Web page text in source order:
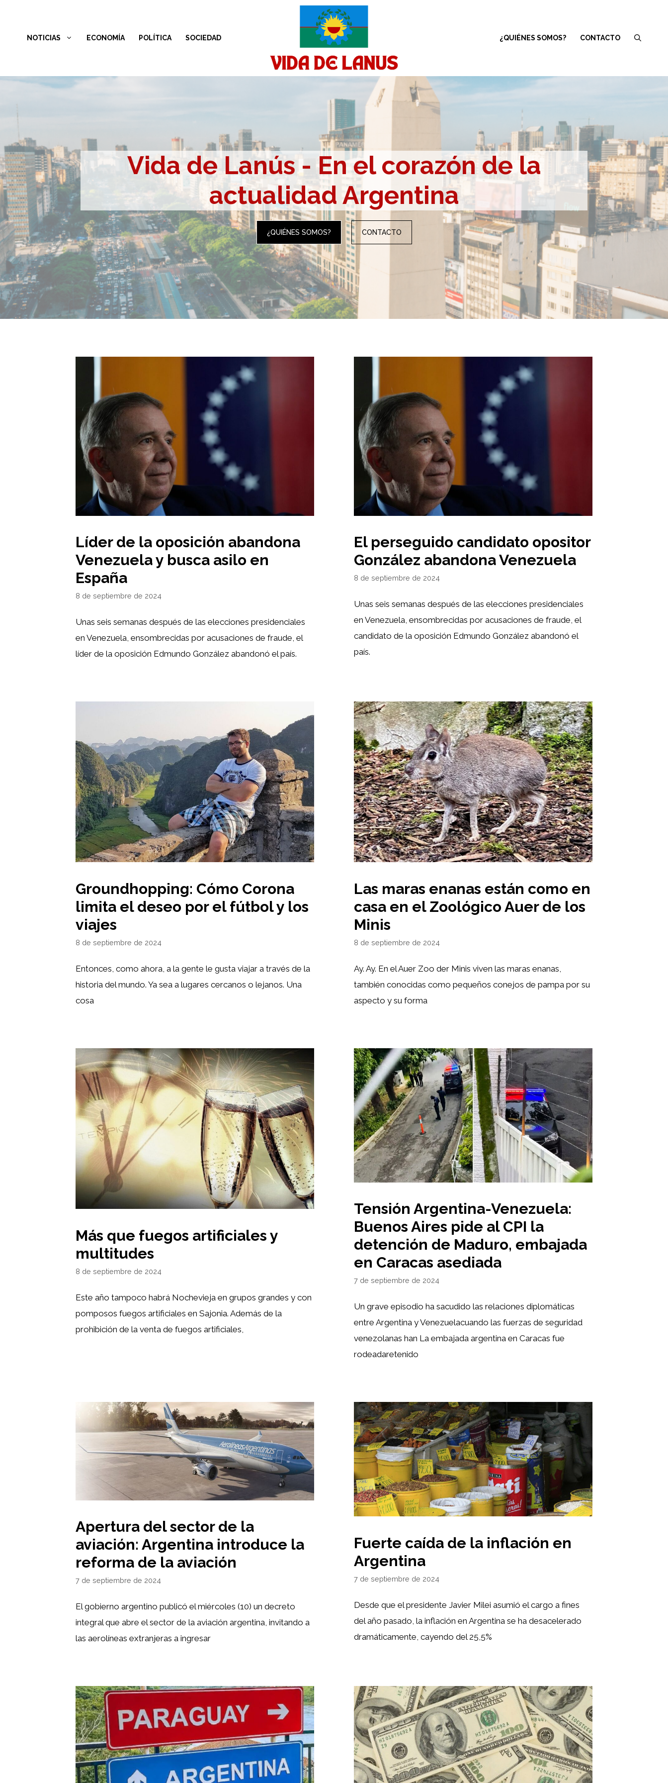
contenidoNOTICIAS ECONOMÍA POLÍTICA SOCIEDAD ¿QUIÉNES SOMOS? CONTACTO
Vida de Lanús - En el corazón de la
actualidad Argentina
¿QUIÉNES SOMOS? CONTACTO
Líder de la oposición abandona
Venezuela y busca asilo en
España
8 de septiembre de 2024
Unas seis semanas después de las elecciones presidenciales
en Venezuela, ensombrecidas por acusaciones de fraude, el
líder de la oposición Edmundo González abandonó el país.
El perseguido candidato opositor
González abandona Venezuela
8 de septiembre de 2024
Unas seis semanas después de las elecciones presidenciales
en Venezuela, ensombrecidas por acusaciones de fraude, el
candidato de la oposición Edmundo González abandonó el
país.
Groundhopping: Cómo Corona
limita el deseo por el fútbol y los
viajes
8 de septiembre de 2024
Entonces, como ahora, a la gente le gusta viajar a través de la
historia del mundo. Ya sea a lugares cercanos o lejanos. Una
cosa
Las maras enanas están como en
casa en el Zoológico Auer de los
Minis
8 de septiembre de 2024
Ay. Ay. En el Auer Zoo der Minis viven las maras enanas,
también conocidas como pequeños conejos de pampa por su
aspecto y su forma
Más que fuegos artificiales y
multitudes
8 de septiembre de 2024
Este año tampoco habrá Nochevieja en grupos grandes y con
pomposos fuegos artificiales en Sajonia. Además de la
prohibición de la venta de fuegos artificiales,
Tensión Argentina-Venezuela:
Buenos Aires pide al CPI la
detención de Maduro, embajada
en Caracas asediada
7 de septiembre de 2024
Un grave episodio ha sacudido las relaciones diplomáticas
entre Argentina y Venezuelacuando las fuerzas de seguridad
venezolanas han La embajada argentina en Caracas fue
rodeadaretenido
Apertura del sector de la
aviación: Argentina introduce la
reforma de la aviación
7 de septiembre de 2024
El gobierno argentino publicó el miércoles (10) un decreto
integral que abre el sector de la aviación argentina, invitando a
las aerolíneas extranjeras a ingresar
Fuerte caída de la inflación en
Argentina
7 de septiembre de 2024
Desde que el presidente Javier Milei asumió el cargo a fines
del año pasado, la inflación en Argentina se ha desacelerado
dramáticamente, cayendo del 25,5%